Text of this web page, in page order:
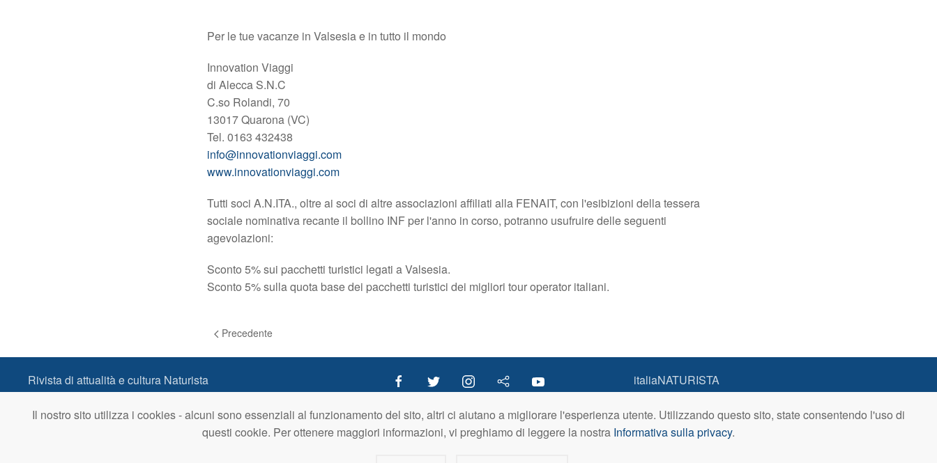
Il nostro sito utilizza i cookies - alcuni sono essenziali al funzionamento del sito, altri ci aiutano a migliorare l'esperienza utente. Utilizzando questo sito, state consentendo l'uso di
questi cookie. Per ottenere maggiori informazioni, vi preghiamo di leggere la nostra Informativa sulla privacy.
Per le tue vacanze in Valsesia e in tutto il mondo
Innovation Viaggi
di Alecca S.N.C
C.so Rolandi, 70
13017 Quarona (VC)
Tel. 0163 432438
info@innovationviaggi.com
www.innovationviaggi.com
Tutti soci A.N.ITA., oltre ai soci di altre associazioni affiliati alla FENAIT, con l'esibizioni della tessera
sociale nominativa recante il bollino INF per l'anno in corso, potranno usufruire delle seguenti
agevolazioni:
Sconto 5% sui pacchetti turistici legati a Valsesia.
Sconto 5% sulla quota base dei pacchetti turistici dei migliori tour operator italiani.
Precedente
Rivista di attualità e cultura Naturista
Contatto: redazione@italianaturista.it
Tel.:+39 346 1195466
italiaNATURISTA
Editore e Redazione
A.N.ITA. Associazione Naturista Italiana (APS)
C.F. 80203710159